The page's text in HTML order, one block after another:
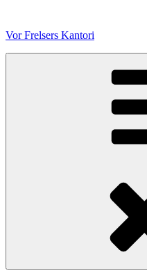
indhold
Vor Frelsers Kantori